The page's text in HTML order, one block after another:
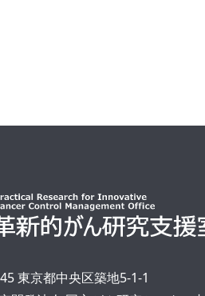
東京都中央区築地5-1-1